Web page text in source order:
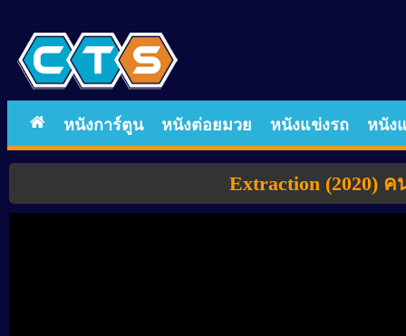
หนังการ์ตูน หนังต่อยมวย หนังแข่งรถ หนัง
Extraction (2020)